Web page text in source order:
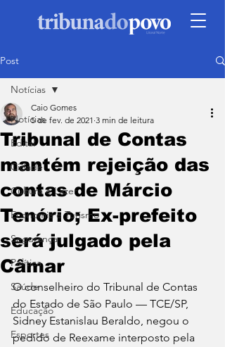
Post
Notícias
Edital
Cidade
Cultura e Lazer
Economia e Turismo
Segurança
Política
Saúde
Educação
Esportes
Notícias
Tribunal de Contas
mantém rejeição das
contas de Márcio
Tenório; Ex-prefeito
será julgado pela
Câmar
Caio Gomes
5 de fev. de 2021 3 min de leitura
O conselheiro do Tribunal de Contas
do Estado de São Paulo — TCE/SP,
Sidney Estanislau Beraldo, negou o
pedido de Reexame interposto pela